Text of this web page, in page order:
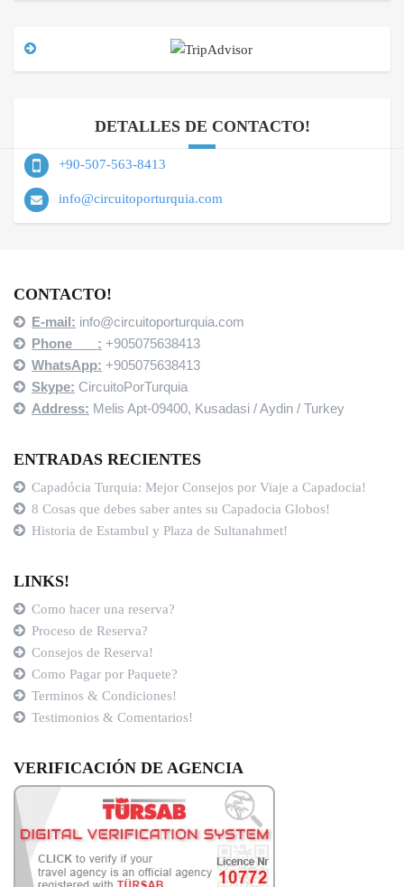
DETALLES DE CONTACTO!
+90-507-563-8413
info@circuitoporturquia.com
CONTACTO!
E-mail: info@circuitoporturquia.com
Phone : +905075638413
WhatsApp: +905075638413
Skype: CircuitoPorTurquia
Address: Melis Apt-09400, Kusadasi / Aydin / Turkey
ENTRADAS RECIENTES
Capadócia Turquia: Mejor Consejos por Viaje a Capadocia!
8 Cosas que debes saber antes su Capadocia Globos!
Historia de Estambul y Plaza de Sultanahmet!
LINKS!
Como hacer una reserva?
Proceso de Reserva?
Consejos de Reserva!
Como Pagar por Paquete?
Terminos & Condiciones!
Testimonios & Comentarios!
VERIFICACIÓN DE AGENCIA